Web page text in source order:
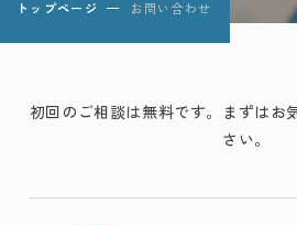
トップページ お問い合わせ
初回のご相談は無料です。まずはお
さい。